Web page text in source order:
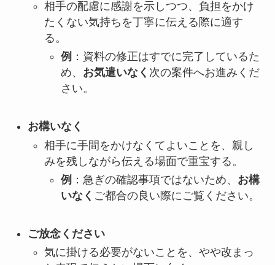
相手の配慮に感謝を示しつつ、負担をかけ
たくない気持ちを丁寧に伝える際に適す
る。
例 ：資料の修正はすでに完了しているた
め、 お気遣いなく 次の案件へお進みくだ
さい。
お構いなく
相手に手間をかけなくてよいことを、親し
みを残しながら伝える場面で重宝する。
例 ：急ぎの確認事項ではないため、 お構
いなく ご都合の良い際にご覧ください。
ご放念ください
気に掛ける必要がないことを、やや改まっ